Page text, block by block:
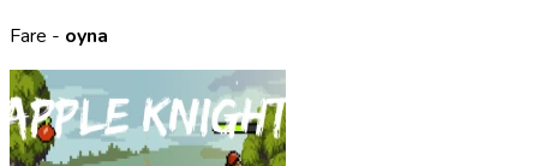
Fare - oyna